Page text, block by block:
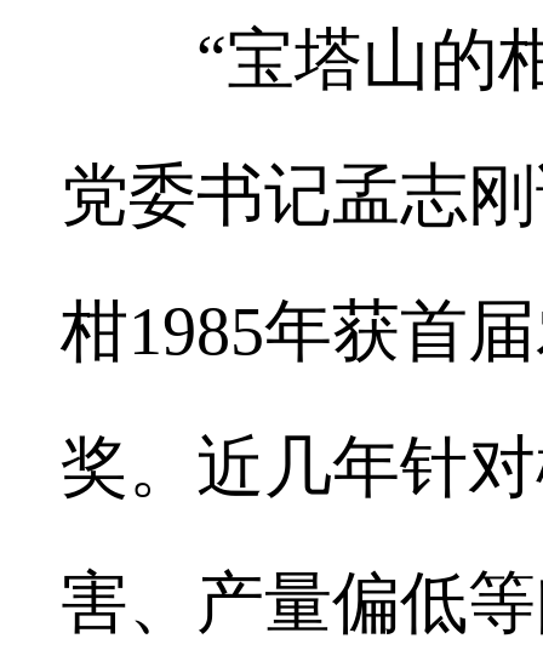
“宝塔山的柑
党委书记孟志
柑1985年获首
奖。近几年针
害、产量偏低